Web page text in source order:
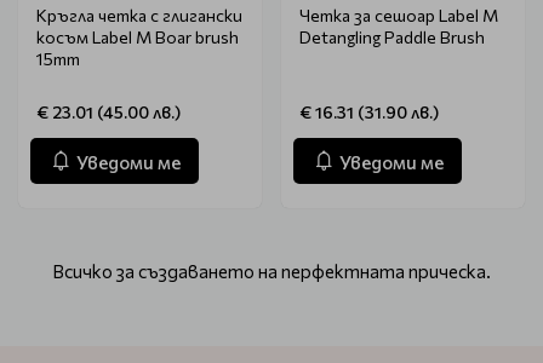
Кръгла четка с глигански
косъм Label M Boar brush
15mm
€ 23.01 (45.00 лв.)
Уведоми ме
Четка за сешоар Label M
Detangling Paddle Brush
€ 16.31 (31.90 лв.)
Уведоми ме
Всичко за създаването на перфектната прическа.